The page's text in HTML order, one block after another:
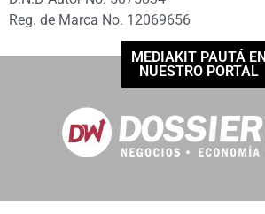
Reg. de Marca No. 12069656
MEDIAKIT PAUTÁ EN
NUESTRO PORTAL